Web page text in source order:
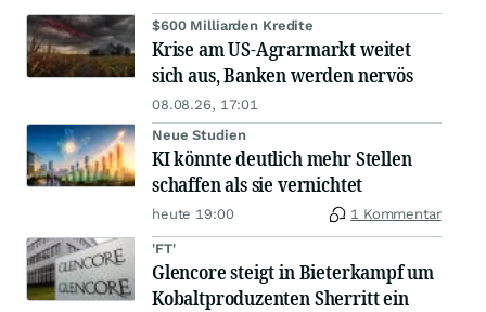
$600 Milliarden Kredite
Krise am US-Agrarmarkt weitet
sich aus, Banken werden nervös
08.08.26, 17:01
Neue Studien
KI könnte deutlich mehr Stellen
schaffen als sie vernichtet
heute 19:00 1 Kommentar
'FT'
Glencore steigt in Bieterkampf um
Kobaltproduzenten Sherritt ein